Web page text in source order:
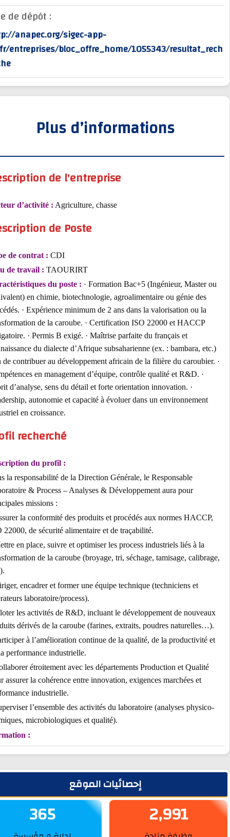
Site de dépôt :
http://anapec.org/sigec-app-
rv/fr/entreprises/bloc_offre_home/1055343/
erche
Plus d’informations
Description de l'entreprise
Secteur d’activité :Agriculture, chasse
Description de Poste
Type de contrat :
Lieu de travail :TAOURIRT
Caractéristiques du poste :· Formation Bac+5 (Ingénieur, Master
équivalent) en chimie, biotechnologie, agroalimentaire ou génie des
procédés. · Expérience minimum de 2 ans dans la valorisation ou la
transformation de la caroube. · Certification ISO 22000 et HACCP
obligatoire. · Permis B exigé. · Maîtrise parfaite du français et
connaissance du dialecte d’Afrique subsaharienne (ex. : bambara,
afin de contribuer au développement africain de la filière du
Compétences en management d’équipe, contrôle qualité et R&D. ·
Esprit d’analyse, sens du détail et forte orientation innovation. ·
Leadership, autonomie et capacité à évoluer dans un environnement
industriel en croissance.
Profil recherché
Description du profil :
Sous la responsabilité de la Direction Générale, le Responsable
Laboratoire & Process – Analyses & Développement aura pour
principales missions :
· Assurer la conformité des produits et procédés aux normes
ISO 22000, de sécurité alimentaire et de traçabilité.
· Mettre en place, suivre et optimiser les process industriels liés à la
transformation de la caroube (broyage, tri, séchage, tamisage,
· Diriger, encadrer et former une équipe technique (techniciens et
opérateurs laboratoire/process).
· Piloter les activités de R&D, incluant le développement de
produits dérivés de la caroube (farines, extraits, poudres
· Participer à l’amélioration continue de la qualité, de la productivité
de la performance industrielle.
· Collaborer étroitement avec les départements Production et Qualité
pour assurer la cohérence entre innovation, exigences marchées et
performance industrielle.
· Superviser l’ensemble des activités du laboratoire (analyses
chimiques, microbiologiques et qualité).
Formation :
إحصائيات الموقع
2,991
365